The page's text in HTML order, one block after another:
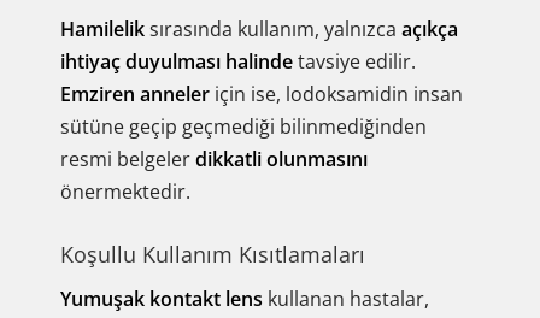
Hamileliksırasında kullanım, yalnızca açıkça
ihtiyaç duyulması halindetavsiye edilir.
Emziren anneler için ise, lodoksamidin insan
sütüne geçip geçmediği bilinmediğinden
resmi belgelerdikkatli olunmasını
önermektedir.
Koşullu Kullanım Kısıtlamaları
Yumuşak kontakt lens kullanan hastalar,